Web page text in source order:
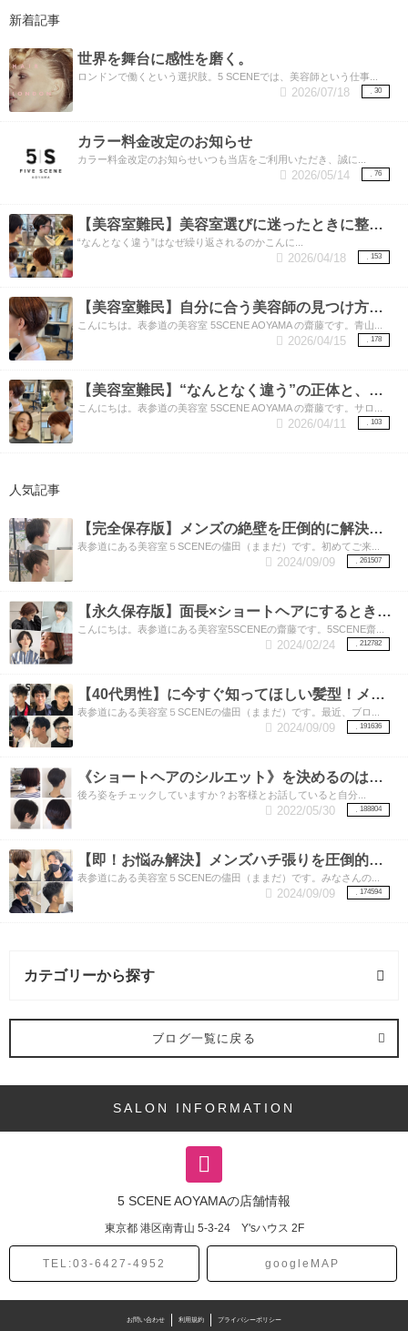
新着記事
世界を舞台に感性を磨く。
ロンドンで働くという選択肢。5 SCENEでは、美容師という仕事...
30
2026/07/18
カラー料金改定のお知らせ
カラー料金改定のお知らせいつも当店をご利用いただき、誠に...
76
2026/05/14
【美容室難民】美容室選びに迷ったときに整理したいこと。
“なんとなく違う”はなぜ繰り返されるのかこんに...
153
2026/04/18
【美容室難民】自分に合う美容師の見つけ方と、しっくりくる理由。
こんにちは。表参道の美容室 5SCENE AOYAMA の齋藤です。青山...
178
2026/04/15
【美容室難民】“なんとなく違う”の正体と、美容師が見ているもの。
こんにちは。表参道の美容室 5SCENE AOYAMA の齋藤です。サロ...
103
2026/04/11
人気記事
【完全保存版】メンズの絶壁を圧倒的に解決する3つの方法！絶壁とさようなら‼︎
表参道にある美容室５SCENEの儘田（ままだ）です。初めてご来...
261507
2024/09/09
【永久保存版】面長×ショートヘアにするときに注意してほしい3つのポイント！
こんにちは。表参道にある美容室5SCENEの齋藤です。5SCENE齋...
212782
2024/02/24
【40代男性】に今すぐ知ってほしい髪型！メンズカットの得意な表参道美容師が教えます。素敵な40代をおくるための髪型特集‼︎
表参道にある美容室５SCENEの儘田（ままだ）です。最近、ブロ...
191636
2024/09/09
《ショートヘアのシルエット》を決めるのは実は【襟足】！！いろいろな襟足のカットをご紹介
後ろ姿をチェックしていますか？お客様とお話していると自分...
188804
2022/05/30
【即！お悩み解決】メンズハチ張りを圧倒的に解消する方法はこちら！
表参道にある美容室５SCENEの儘田（ままだ）です。みなさんの...
174594
2024/09/09
カテゴリーから探す
バング (1記事)
ショート (12記事)
ミディアム (2記事)
パーマ (2記事)
ブログ一覧に戻る
SALON INFORMATION
5 SCENE AOYAMAの店舗情報
東京都 港区南青山 5-3-24 Y'sハウス 2F
TEL:03-6427-4952 googleMAP
お問い合わせ 利用規約 プライバシーポリシー